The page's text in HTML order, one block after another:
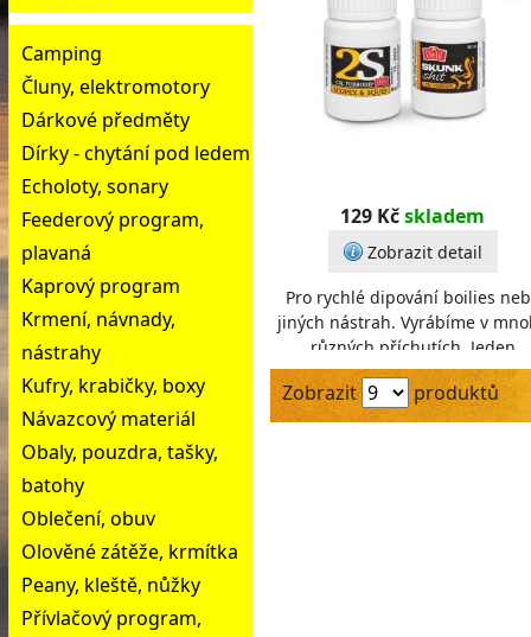
Camping
Čluny, elektromotory
Dárkové předměty
Dírky - chytání pod ledem
Echoloty, sonary
Feederový program,
plavaná
Kaprový program
Krmení, návnady,
nástrahy
Kufry, krabičky, boxy
Návazcový materiál
Obaly, pouzdra, tašky,
batohy
Oblečení, obuv
Olověné zátěže, krmítka
Peany, kleště, nůžky
Přívlačový program,
129 Kčskladem
Zobrazit detail
Pro rychlé dipování boilies
jiných nástrah. Vyrábíme v
různých příchutích. Jeden
turbodip je vždy určen k
z našich boili
Zobrazit produktů